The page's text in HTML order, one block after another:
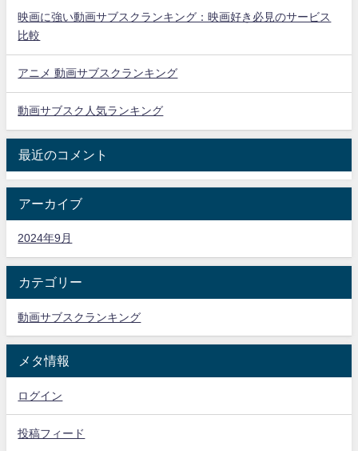
映画に強い動画サブスクランキング：映画好き必見のサービス
比較
アニメ 動画サブスクランキング
動画サブスク人気ランキング
最近のコメント
アーカイブ
2024年9月
カテゴリー
動画サブスクランキング
メタ情報
ログイン
投稿フィード